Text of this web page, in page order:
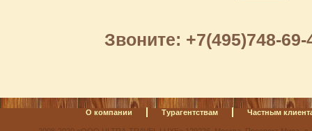
Звоните: +7(495)748-69-
О компании Турагентствам Частным